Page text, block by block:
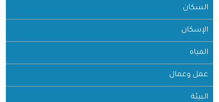
السكان
الإسكان
المياه
عمل وعمال
البيئة